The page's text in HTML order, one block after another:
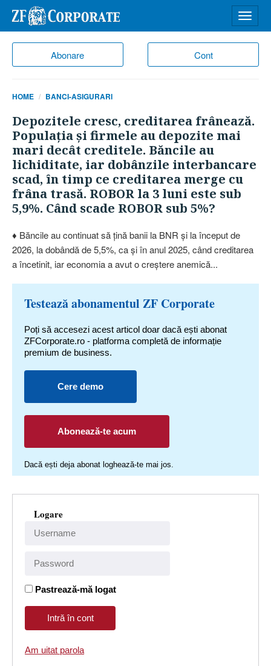
Abonare Cont
meniu
HOME BANCI-ASIGURARI
Depozitele cresc, creditarea frânează.
Populaţia şi firmele au depozite mai
mari decât creditele. Băncile au
lichiditate, iar dobânzile interbancare
scad, în timp ce creditarea merge cu
frâna trasă. ROBOR la 3 luni este sub
5,9%. Când scade ROBOR sub 5%?
♦ Băncile au continuat să ţină banii la BNR şi la început de
2026, la dobândă de 5,5%, ca şi în anul 2025, când creditarea
a încetinit, iar economia a avut o creştere anemică...
Testează abonamentul ZF Corporate
Poți să accesezi acest articol doar dacă ești abonat
ZFCorporate.ro - platforma completă de informație
premium de business.
Cere demo
Abonează-te acum
Dacă ești deja abonat loghează-te mai jos.
Logare
Pastrează-mă logat
Am uitat parola